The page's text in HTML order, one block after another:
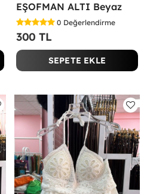
EŞOFMAN ALTI Beyaz
0 Değerlendirme
300 TL
SEPETE EKLE